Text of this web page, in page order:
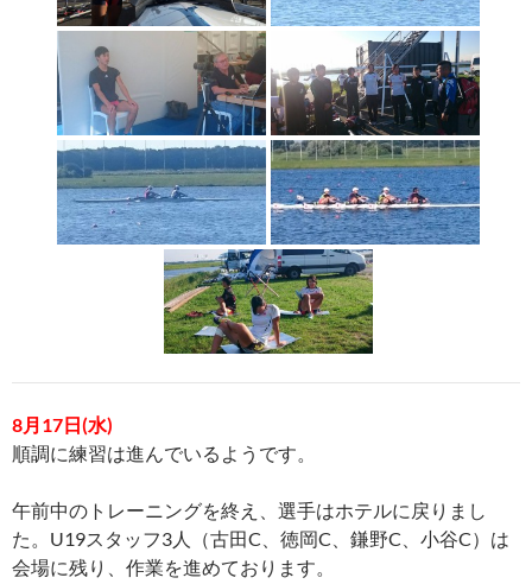
8月17日(水)
順調に練習は進んでいるようです。
午前中のトレーニングを終え、選手はホテルに戻りまし
た。U19スタッフ3人（古田C、徳岡C、鎌野C、小谷C）は
会場に残り、作業を進めております。